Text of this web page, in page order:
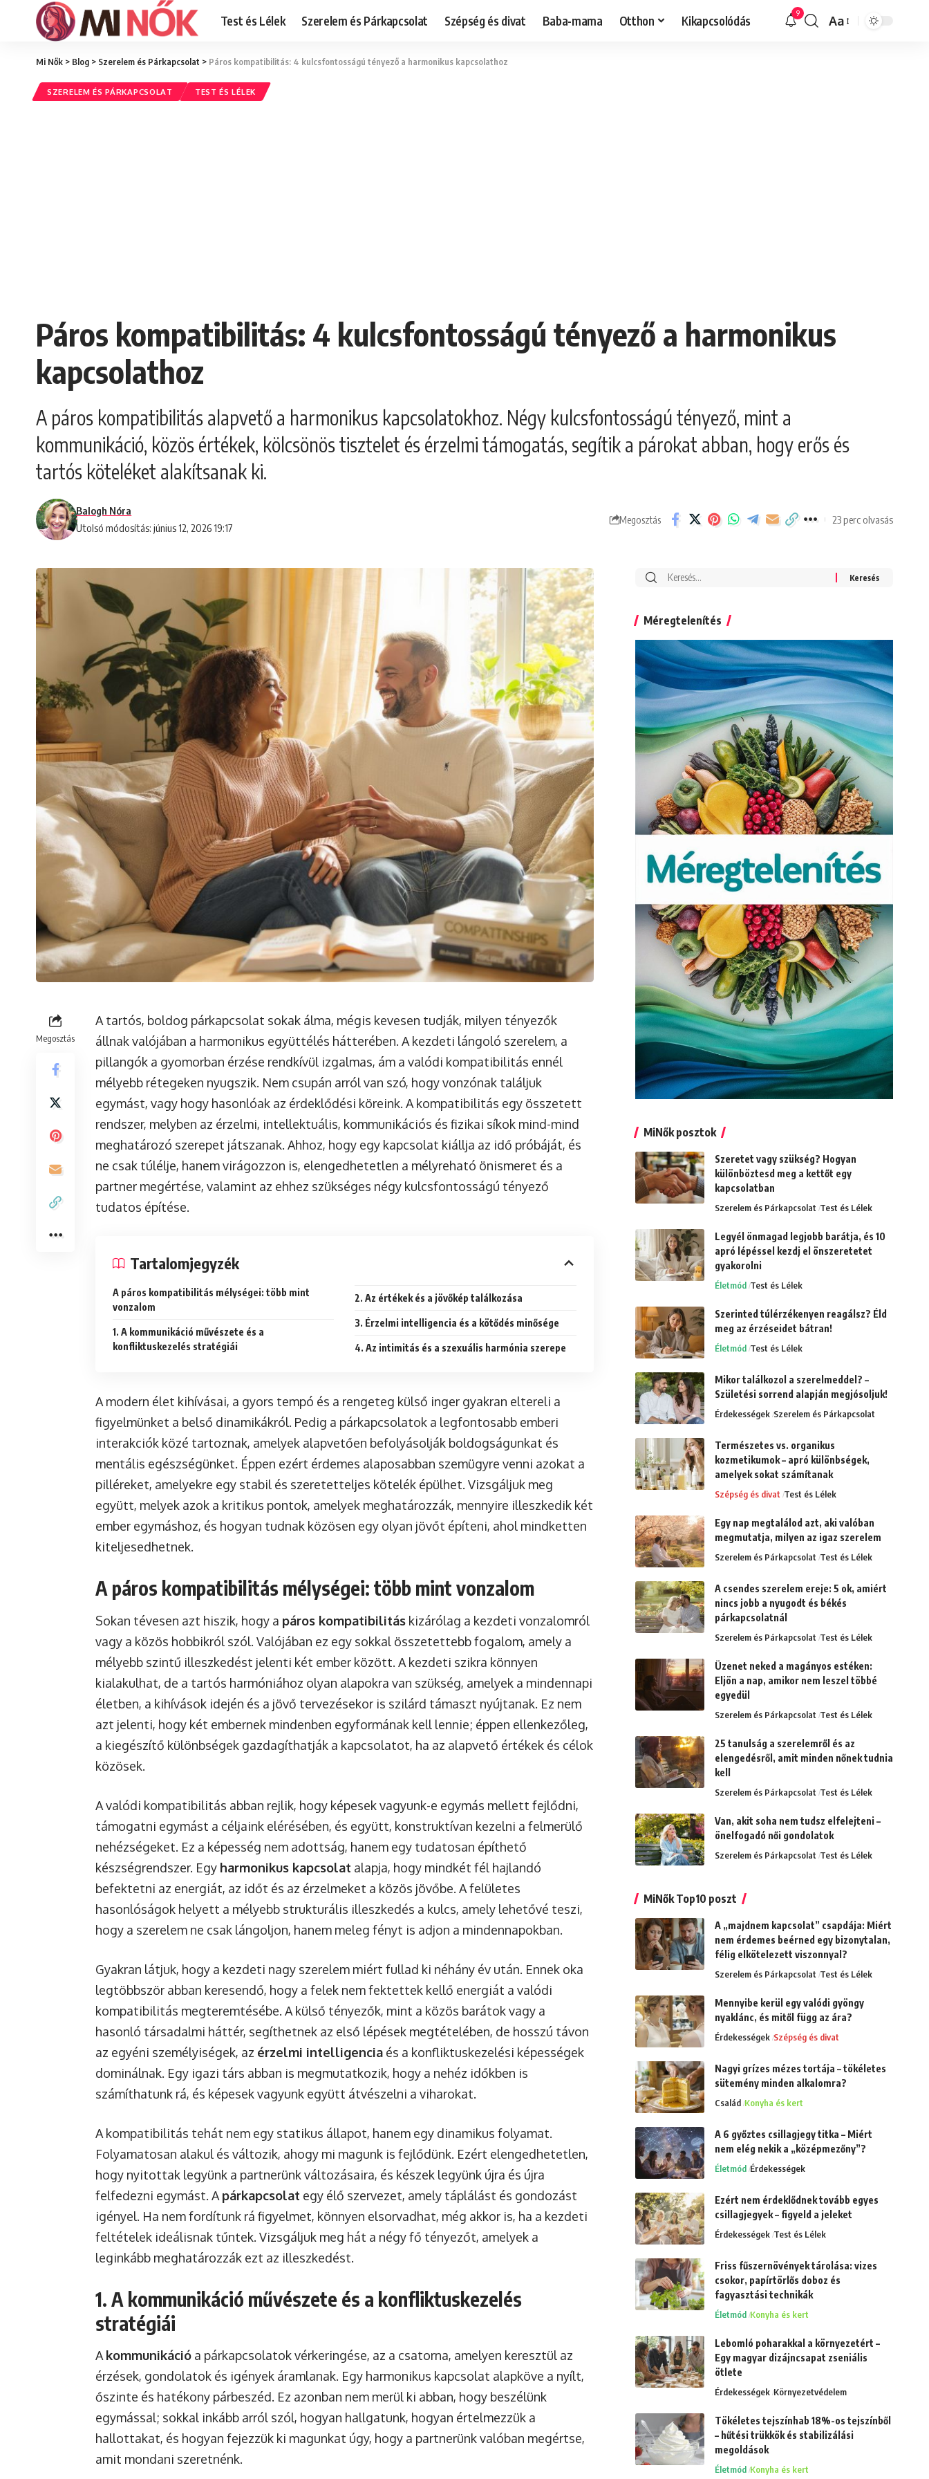
Test és Lélek Szerelem és Párkapcsolat Szépség és divat Baba-mama Otthon Kikapcsolódás 9
Font
Aa
Mi Nők > Blog > Szerelem és Párkapcsolat > Páros kompatibilitás: 4 kulcsfontosságú tényező a harmonikus kapcsolathoz
SZERELEM ÉS PÁRKAPCSOLAT TEST ÉS LÉLEK
Páros kompatibilitás: 4 kulcsfontosságú tényező a harmonikus
kapcsolathoz
A páros kompatibilitás alapvető a harmonikus kapcsolatokhoz. Négy kulcsfontosságú tényező, mint a
kommunikáció, közös értékek, kölcsönös tisztelet és érzelmi támogatás, segítik a párokat abban, hogy erős és
tartós köteléket alakítsanak ki.
Utolsó módosítás: június 12, 2026 19:17
Balogh Nóra
Megosztás 23 perc olvasás
Megosztás
A tartós, boldog párkapcsolat sokak álma, mégis kevesen tudják, milyen tényezők
állnak valójában a harmonikus együttélés hátterében. A kezdeti lángoló szerelem, a
pillangók a gyomorban érzése rendkívül izgalmas, ám a valódi kompatibilitás ennél
mélyebb rétegeken nyugszik. Nem csupán arról van szó, hogy vonzónak találjuk
egymást, vagy hogy hasonlóak az érdeklődési köreink. A kompatibilitás egy összetett
rendszer, melyben az érzelmi, intellektuális, kommunikációs és fizikai síkok mind-mind
meghatározó szerepet játszanak. Ahhoz, hogy egy kapcsolat kiállja az idő próbáját, és
ne csak túlélje, hanem virágozzon is, elengedhetetlen a mélyreható önismeret és a
partner megértése, valamint az ehhez szükséges négy kulcsfontosságú tényező
tudatos építése.
Tartalomjegyzék
A páros kompatibilitás mélységei: több mint
vonzalom
1. A kommunikáció művészete és a
konfliktuskezelés stratégiái
2. Az értékek és a jövőkép találkozása
3. Érzelmi intelligencia és a kötődés minősége
4. Az intimitás és a szexuális harmónia szerepe
A modern élet kihívásai, a gyors tempó és a rengeteg külső inger gyakran eltereli a
figyelmünket a belső dinamikákról. Pedig a párkapcsolatok a legfontosabb emberi
interakciók közé tartoznak, amelyek alapvetően befolyásolják boldogságunkat és
mentális egészségünket. Éppen ezért érdemes alaposabban szemügyre venni azokat a
pilléreket, amelyekre egy stabil és szeretetteljes kötelék épülhet. Vizsgáljuk meg
együtt, melyek azok a kritikus pontok, amelyek meghatározzák, mennyire illeszkedik két
ember egymáshoz, és hogyan tudnak közösen egy olyan jövőt építeni, ahol mindketten
kiteljesedhetnek.
A páros kompatibilitás mélységei: több mint vonzalom
Sokan tévesen azt hiszik, hogy a páros kompatibilitás kizárólag a kezdeti vonzalomról
vagy a közös hobbikról szól. Valójában ez egy sokkal összetettebb fogalom, amely a
mélyebb szintű illeszkedést jelenti két ember között. A kezdeti szikra könnyen
kialakulhat, de a tartós harmóniához olyan alapokra van szükség, amelyek a mindennapi
életben, a kihívások idején és a jövő tervezésekor is szilárd támaszt nyújtanak. Ez nem
azt jelenti, hogy két embernek mindenben egyformának kell lennie; éppen ellenkezőleg,
a kiegészítő különbségek gazdagíthatják a kapcsolatot, ha az alapvető értékek és célok
közösek.
A valódi kompatibilitás abban rejlik, hogy képesek vagyunk-e egymás mellett fejlődni,
támogatni egymást a céljaink elérésében, és együtt, konstruktívan kezelni a felmerülő
nehézségeket. Ez a képesség nem adottság, hanem egy tudatosan építhető
készségrendszer. Egy harmonikus kapcsolat alapja, hogy mindkét fél hajlandó
befektetni az energiát, az időt és az érzelmeket a közös jövőbe. A felületes
hasonlóságok helyett a mélyebb strukturális illeszkedés a kulcs, amely lehetővé teszi,
hogy a szerelem ne csak lángoljon, hanem meleg fényt is adjon a mindennapokban.
Gyakran látjuk, hogy a kezdeti nagy szerelem miért fullad ki néhány év után. Ennek oka
legtöbbször abban keresendő, hogy a felek nem fektettek kellő energiát a valódi
kompatibilitás megteremtésébe. A külső tényezők, mint a közös barátok vagy a
hasonló társadalmi háttér, segíthetnek az első lépések megtételében, de hosszú távon
az egyéni személyiségek, az érzelmi intelligencia és a konfliktuskezelési képességek
dominálnak. Egy igazi társ abban is megmutatkozik, hogy a nehéz időkben is
számíthatunk rá, és képesek vagyunk együtt átvészelni a viharokat.
A kompatibilitás tehát nem egy statikus állapot, hanem egy dinamikus folyamat.
Folyamatosan alakul és változik, ahogy mi magunk is fejlődünk. Ezért elengedhetetlen,
hogy nyitottak legyünk a partnerünk változásaira, és készek legyünk újra és újra
felfedezni egymást. A párkapcsolat egy élő szervezet, amely táplálást és gondozást
igényel. Ha nem fordítunk rá figyelmet, könnyen elsorvadhat, még akkor is, ha a kezdeti
feltételek ideálisnak tűntek. Vizsgáljuk meg hát a négy fő tényezőt, amelyek a
leginkább meghatározzák ezt az illeszkedést.
1. A kommunikáció művészete és a konfliktuskezelés
stratégiái
A kommunikáció a párkapcsolatok vérkeringése, az a csatorna, amelyen keresztül az
érzések, gondolatok és igények áramlanak. Egy harmonikus kapcsolat alapköve a nyílt,
őszinte és hatékony párbeszéd. Ez azonban nem merül ki abban, hogy beszélünk
egymással; sokkal inkább arról szól, hogyan hallgatunk, hogyan értelmezzük a
hallottakat, és hogyan fejezzük ki magunkat úgy, hogy a partnerünk valóban megértse,
amit mondani szeretnénk.
Search
Méregtelenítés
MiNők posztok
Szeretet vagy szükség? Hogyan
különböztesd meg a kettőt egy
kapcsolatban
Szerelem és Párkapcsolat Test és Lélek
Legyél önmagad legjobb barátja, és 10
apró lépéssel kezdj el önszeretetet
gyakorolni
Életmód Test és Lélek
Szerinted túlérzékenyen reagálsz? Éld
meg az érzéseidet bátran!
Életmód Test és Lélek
Mikor találkozol a szerelmeddel? –
Születési sorrend alapján megjósoljuk!
Érdekességek Szerelem és Párkapcsolat
Természetes vs. organikus
kozmetikumok – apró különbségek,
amelyek sokat számítanak
Szépség és divat Test és Lélek
Egy nap megtalálod azt, aki valóban
megmutatja, milyen az igaz szerelem
Szerelem és Párkapcsolat Test és Lélek
A csendes szerelem ereje: 5 ok, amiért
nincs jobb a nyugodt és békés
párkapcsolatnál
Szerelem és Párkapcsolat Test és Lélek
Üzenet neked a magányos estéken:
Eljön a nap, amikor nem leszel többé
egyedül
Szerelem és Párkapcsolat Test és Lélek
25 tanulság a szerelemről és az
elengedésről, amit minden nőnek tudnia
kell
Szerelem és Párkapcsolat Test és Lélek
Van, akit soha nem tudsz elfelejteni –
önelfogadó női gondolatok
Szerelem és Párkapcsolat Test és Lélek
MiNők Top10 poszt
A „majdnem kapcsolat” csapdája: Miért
nem érdemes beérned egy bizonytalan,
félig elkötelezett viszonnyal?
Szerelem és Párkapcsolat Test és Lélek
Mennyibe kerül egy valódi gyöngy
nyaklánc, és mitől függ az ára?
Érdekességek Szépség és divat
Nagyi grízes mézes tortája – tökéletes
sütemény minden alkalomra?
Család Konyha és kert
A 6 győztes csillagjegy titka – Miért
nem elég nekik a „középmezőny”?
Életmód Érdekességek
Ezért nem érdeklődnek tovább egyes
csillagjegyek – figyeld a jeleket
Érdekességek Test és Lélek
Friss fűszernövények tárolása: vizes
csokor, papírtörlős doboz és
fagyasztási technikák
Életmód Konyha és kert
Lebomló poharakkal a környezetért –
Egy magyar dizájncsapat zseniális
ötlete
Érdekességek Környezetvédelem
Tökéletes tejszínhab 18%-os tejszínből
– hűtési trükkök és stabilizálási
megoldások
Életmód Konyha és kert